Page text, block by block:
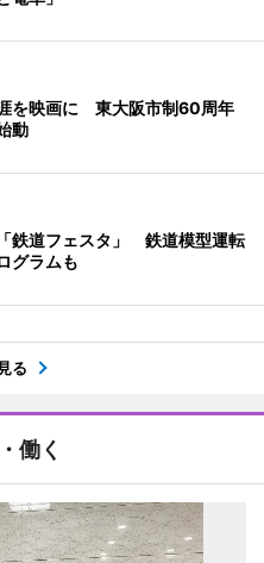
を映画に 東大阪市制60周年
動
鉄道フェスタ」 鉄道模型運転
グラムも
る
働く